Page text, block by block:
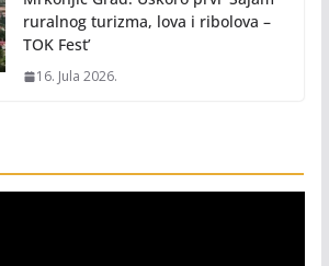
ruralnog turizma, lova i ribolova –
TOK Fest’
16. Jula 2026.